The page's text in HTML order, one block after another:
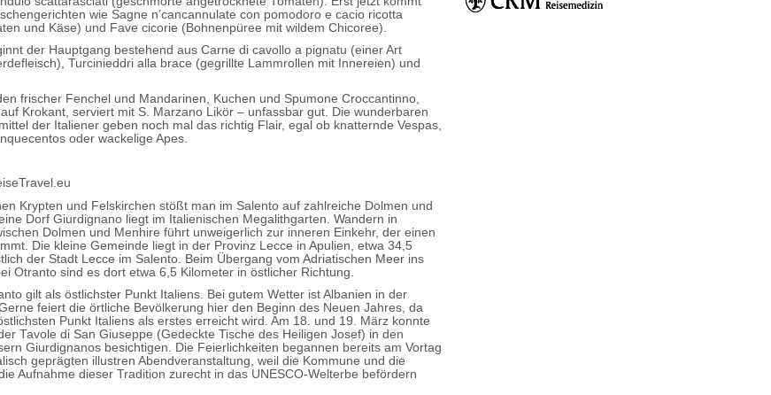
wie Sagne n’cancannulate con pomodoro e cacio ricotta
und Käse) und Fave cicorie (Bohnenpüree mit wildem Chicoree).
der Hauptgang bestehend aus Carne di cavollo a pignatu (einer Art
Turcinieddri alla brace (gegrillte Lammrollen mit Innereien) und
frischer Fenchel und Mandarinen, Kuchen und Spumone Croccantinno,
Krokant, serviert mit S. Marzano Likör – unfassbar gut. Die wunderbaren
der Italiener geben noch mal das richtig Flair, egal ob knatternde Vespas,
oder wackelige Apes.
Krypten und Felskirchen stößt man im Salento auf zahlreiche Dolmen und
Dorf Giurdignano liegt im Italienischen Megalithgarten. Wandern in
Dolmen und Menhire führt unweigerlich zur inneren Einkehr, der einen
Die kleine Gemeinde liegt in der Provinz Lecce in Apulien, etwa 34,5
der Stadt Lecce im Salento. Beim Übergang vom Adriatischen Meer ins
Otranto sind es dort etwa 6,5 Kilometer in östlicher Richtung.
gilt als östlichster Punkt Italiens. Bei gutem Wetter ist Albanien in der
feiert die örtliche Bevölkerung hier den Beginn des Neuen Jahres, da
Punkt Italiens als erstes erreicht wird. Am 18. und 19. März konnte
Tavole di San Giuseppe (Gedeckte Tische des Heiligen Josef) in den
Giurdignanos besichtigen. Die Feierlichkeiten begannen bereits am Vortag
geprägten illustren Abendveranstaltung, weil die Kommune und die
Aufnahme dieser Tradition zurecht in das UNESCO-Welterbe befördern